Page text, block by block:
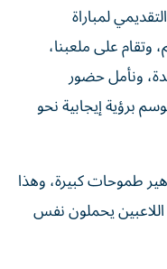
لمباراة
وتقام على ملعبنا،
ونأمل حضور
برؤية إيجابية نحو
طموحات كبيرة، وهذا
يحملون نفس